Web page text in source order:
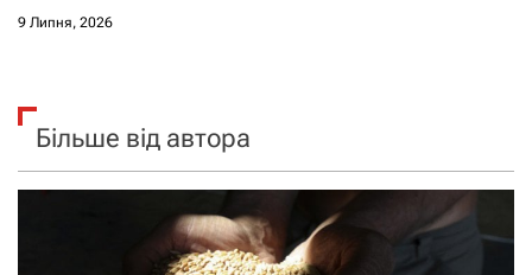
9 Липня, 2026
Більше від автора